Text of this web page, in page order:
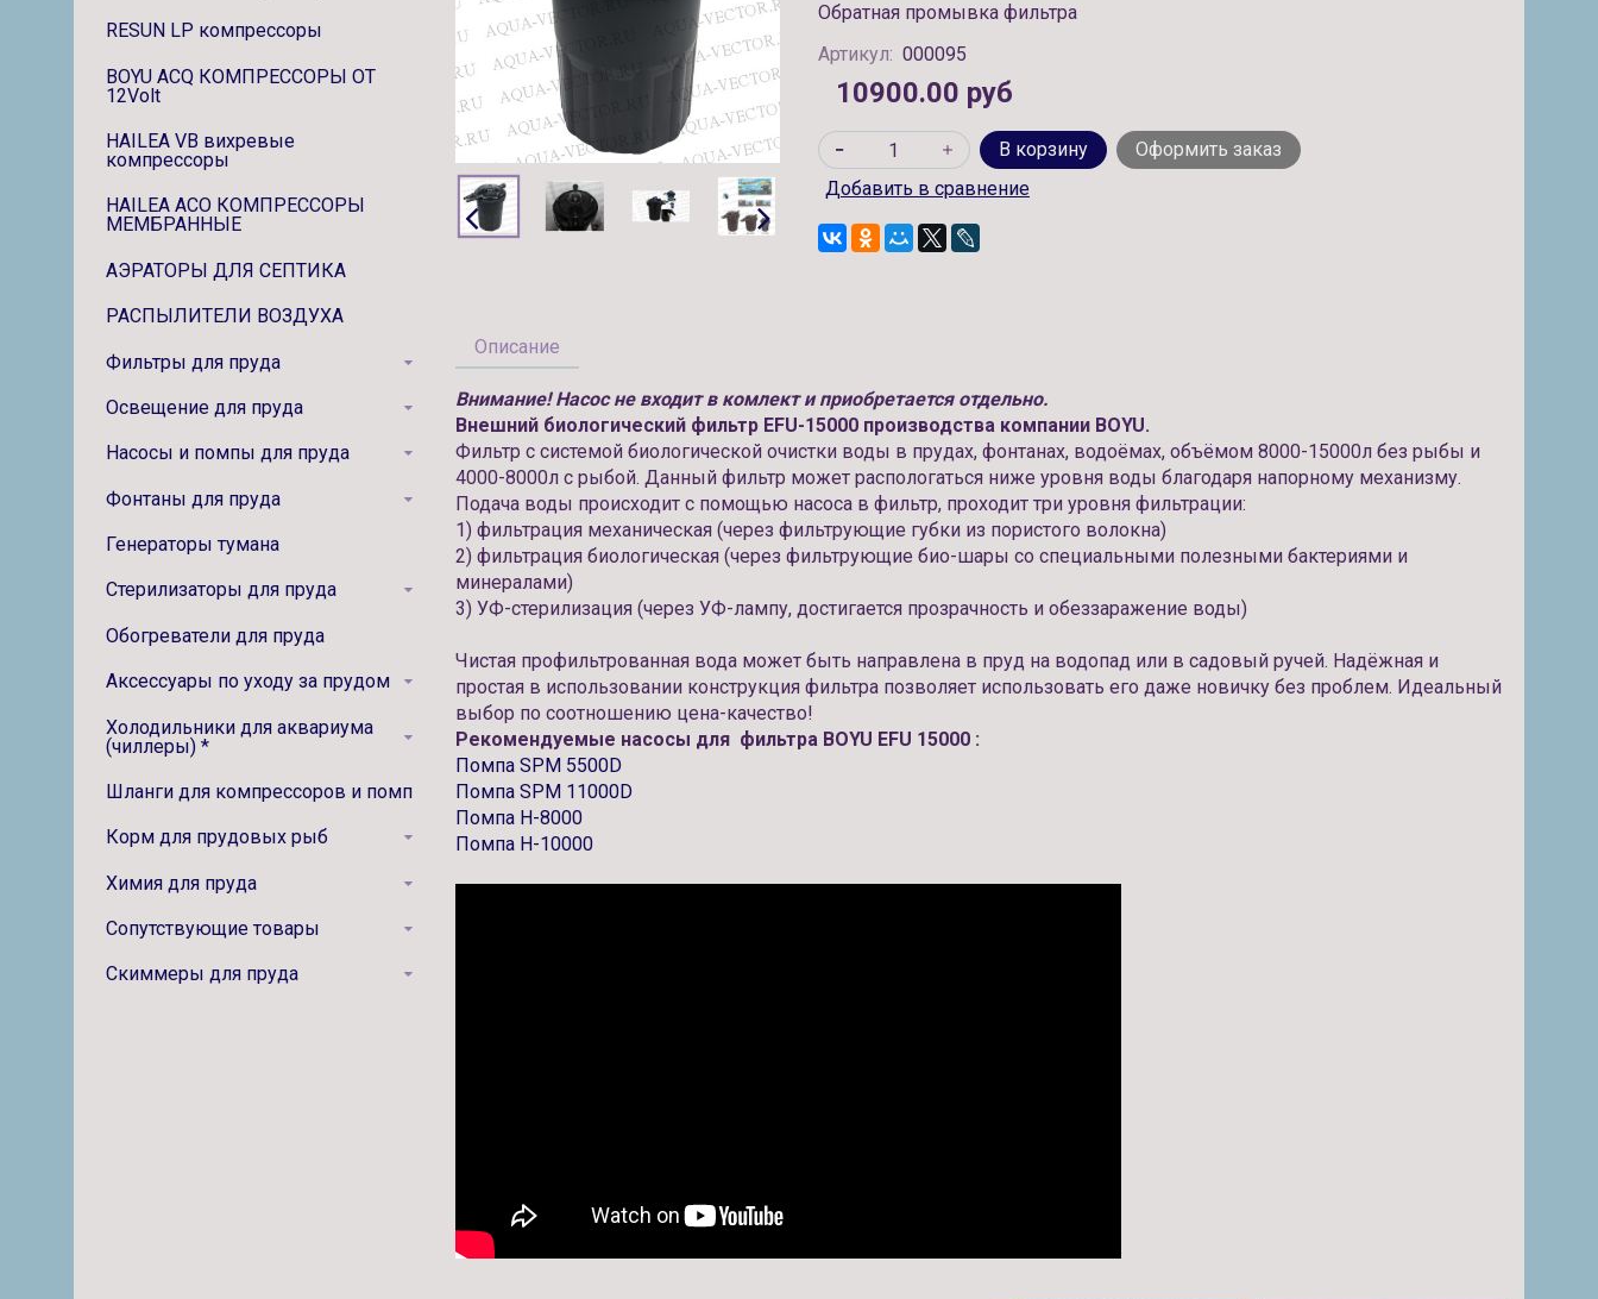
Обратная промывка фильтра
Артикул: 000095
10900.00 руб
В корзину
Оформить заказ
Добавить в сравнение
Описание
Внимание! Насос не входит в комлект и приобретается отдельно.
Внешний биологический фильтр EFU-15000 производства компании BOYU.
Фильтр с системой биологической очистки воды в прудах, фонтанах, водоёмах, объёмом 8000-15000л без рыбы и
4000-8000л с рыбой. Данный фильтр может распологаться ниже уровня воды благодаря напорному механизму.
Подача воды происходит с помощью насоса в фильтр, проходит три уровня фильтрации:
1) фильтрация механическая (через фильтрующие губки из пористого волокна)
2) фильтрация биологическая (через фильтрующие био-шары со специальными полезными бактериями и
минералами)
3) УФ-стерилизация (через УФ-лампу, достигается прозрачность и обеззаражение воды)
Чистая профильтрованная вода может быть направлена в пруд на водопад или в садовый ручей. Надёжная и
простая в использовании конструкция фильтра позволяет использовать его даже новичку без проблем. Идеальный
выбор по соотношению цена-качество!
Рекомендуемые насосы для фильтра BOYU EFU 15000 :
Помпа SPM 5500D
Помпа SPM 11000D
Помпа H-8000
Помпа H-10000
RESUN LP компрессоры
BOYU ACQ КОМПРЕССОРЫ ОТ
12Volt
HAILEA VB вихревые
компрессоры
HAILEA ACO КОМПРЕССОРЫ
МЕМБРАННЫЕ
АЭРАТОРЫ ДЛЯ СЕПТИКА
РАСПЫЛИТЕЛИ ВОЗДУХА
Фильтры для пруда
Освещение для пруда
Насосы и помпы для пруда
Фонтаны для пруда
Генераторы тумана
Стерилизаторы для пруда
Обогреватели для пруда
Аксессуары по уходу за прудом
Холодильники для аквариума
(чиллеры) *
Шланги для компрессоров и помп
Корм для прудовых рыб
Химия для пруда
Сопутствующие товары
Скиммеры для пруда